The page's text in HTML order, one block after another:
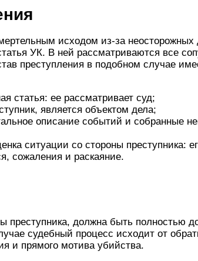
исходом из-за неосторожных
УК. В ней рассматриваются все
преступления в подобном случае
статья: ее рассматривает суд;
является объектом дела;
описание событий и собранные
ситуации со стороны преступника:
сожаления и раскаяние.
преступника, должна быть полностью
судебный процесс исходит от
и прямого мотива убийства.